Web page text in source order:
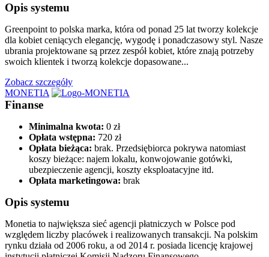
Opis systemu
Greenpoint to polska marka, która od ponad 25 lat tworzy kolekcje
dla kobiet ceniących elegancję, wygodę i ponadczasowy styl. Nasze
ubrania projektowane są przez zespół kobiet, które znają potrzeby
swoich klientek i tworzą kolekcje dopasowane...
Zobacz szczegóły
MONETIA
Finanse
Minimalna kwota: 0 zł
Opłata wstępna: 720 zł
Opłata bieżąca: brak. Przedsiębiorca pokrywa natomiast
koszy bieżące: najem lokalu, konwojowanie gotówki,
ubezpieczenie agencji, koszty eksploatacyjne itd.
Opłata marketingowa: brak
Opis systemu
Monetia to największa sieć agencji płatniczych w Polsce pod
względem liczby placówek i realizowanych transakcji. Na polskim
rynku działa od 2006 roku, a od 2014 r. posiada licencję krajowej